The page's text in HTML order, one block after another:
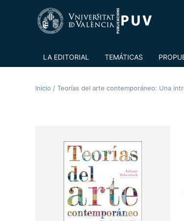
LA EDITORIAL TEMÁTICAS
Inicio / Teorías del arte contemporáneo: Una